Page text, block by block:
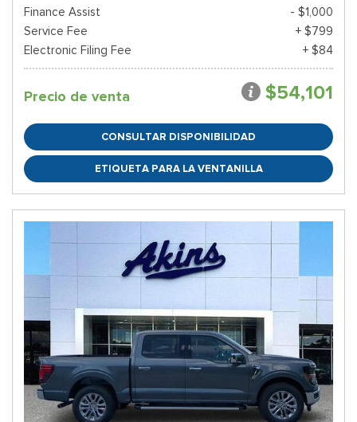
Finance Assist
- $1,000
Service Fee
+ $799
Electronic Filing Fee
+ $84
Precio de venta $54,101
CONSULTAR DISPONIBILIDAD
ETIQUETA PARA LA VENTANILLA